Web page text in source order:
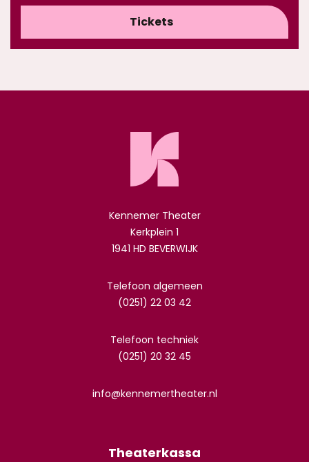
Tickets
Kennemer Theater
Kerkplein 1
1941 HD BEVERWIJK
Telefoon algemeen
(0251) 22 03 42
Telefoon techniek
(0251) 20 32 45
info@kennemertheater.nl
Theaterkassa